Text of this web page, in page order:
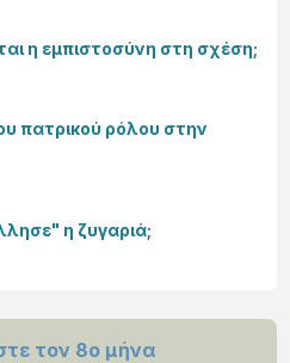
τον 8ο μήνα
η εμπιστοσύνη στη σχέση;
πατρικού ρόλου στην
η ζυγαριά;